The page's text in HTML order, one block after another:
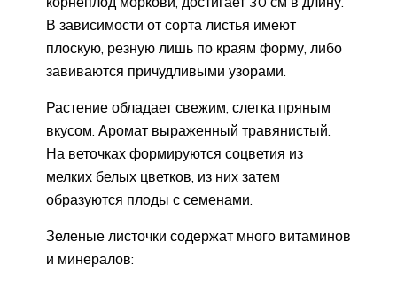
В зависимости от сорта листья имеют
плоскую, резную лишь по краям форму, либо
завиваются причудливыми узорами.
Растение обладает свежим, слегка пряным
вкусом. Аромат выраженный травянистый.
На веточках формируются соцветия из
мелких белых цветков, из них затем
образуются плоды с семенами.
Зеленые листочки содержат много витаминов
и минералов: